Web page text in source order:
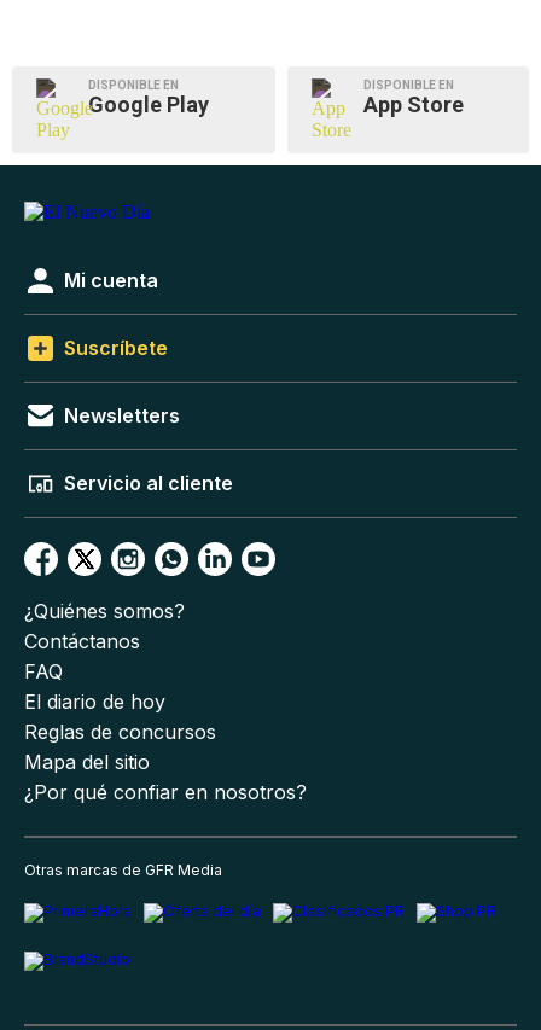
DISPONIBLE EN
Google Play
DISPONIBLE EN
App Store
Mi cuenta
Suscríbete
Newsletters
Servicio al cliente
¿Quiénes somos?
Contáctanos
FAQ
El diario de hoy
Reglas de concursos
Mapa del sitio
¿Por qué confiar en nosotros?
Otras marcas de GFR Media